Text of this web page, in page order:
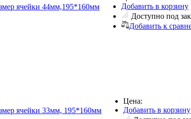
ячейки 44мм,195*160мм
Добавить в корзину
Доступно под
Добавить к
ячейки 33мм, 195*160мм
Цена:
Добавить в корзину